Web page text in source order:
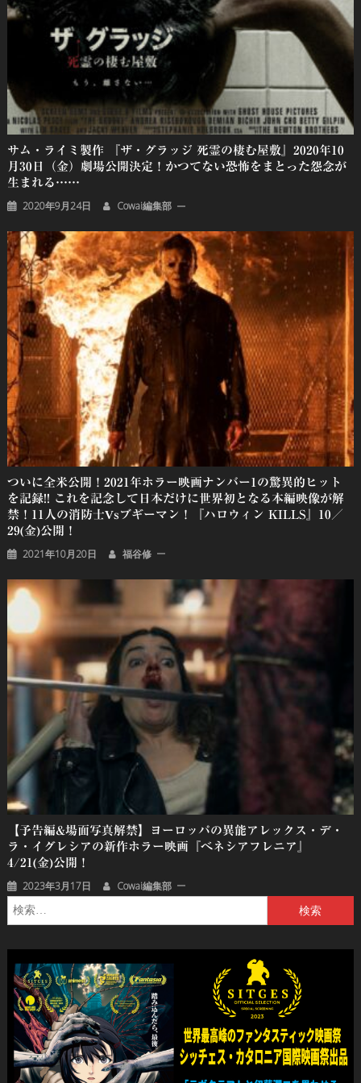
サム・ライミ製作 『ザ・グラッジ 死霊の棲む屋敷』2020年10
月30日（金）劇場公開決定！かつてない恐怖をまとった怨念が
生まれる……
2020年9月24日 Cowai編集部
ついに全米公開！2021年ホラー映画ナンバー1の驚異的ヒット
を記録!! これを記念して日本だけに世界初となる本編映像が解
禁！11人の消防士vsブギーマン！『ハロウィン KILLS』10／
29(金)公開！
2021年10月20日 福谷修
【予告編&場面写真解禁】ヨーロッパの異能アレックス・デ・
ラ・イグレシアの新作ホラー映画『べネシアフレニア』
4/21(金)公開！
2023年3月17日 Cowai編集部
索: